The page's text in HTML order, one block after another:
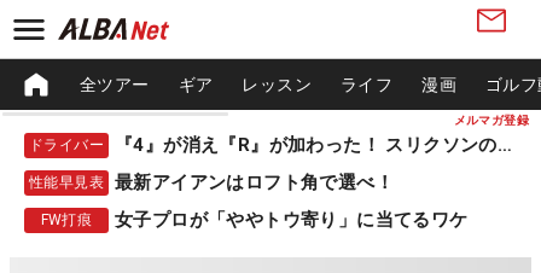
メルマガ登録
全ツアー ギア レッスン ライフ 漫画 ゴル
ドライバー 『4』が消え『R』が加わった！ スリクソンの新作
性能早見表 最新アイアンはロフト角で選べ！
FW打痕 女子プロが「ややトウ寄り」に当てるワケ